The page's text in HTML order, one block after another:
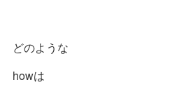
どのような
howは